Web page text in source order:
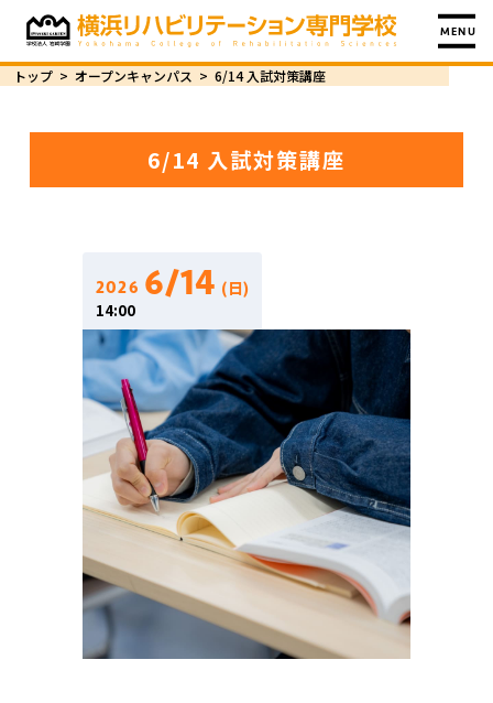
MENU
トップ > オープンキャンパス > 6/14 入試対策講座
6/14 入試対策講座
2026 6/14 (日)
14:00